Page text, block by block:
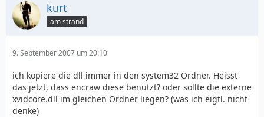
kurt
am strand
9. September 2007 um 20:10
ich kopiere die dll immer in den system32 Ordner. Heisst
das jetzt, dass encraw diese benutzt? oder sollte die externe
xvidcore.dll im gleichen Ordner liegen? (was ich eigtl. nicht
denke)